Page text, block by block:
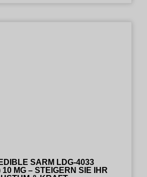
SARM LDG-4033
MG – STEIGERN SIE IHR